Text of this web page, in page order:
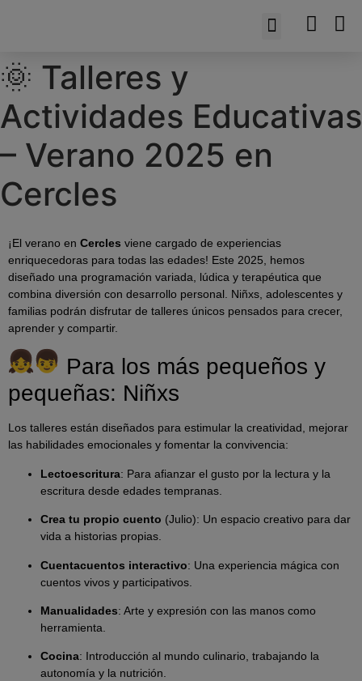
🌞 Talleres y
Actividades Educativas
– Verano 2025 en
Cercles
¡El verano en Cercles viene cargado de experiencias
enriquecedoras para todas las edades! Este 2025, hemos
diseñado una programación variada, lúdica y terapéutica que
combina diversión con desarrollo personal. Niñxs, adolescentes y
familias podrán disfrutar de talleres únicos pensados para crecer,
aprender y compartir.
Para los más pequeños y
pequeñas: Niñxs
Los talleres están diseñados para estimular la creatividad, mejorar
las habilidades emocionales y fomentar la convivencia:
Lectoescritura: Para afianzar el gusto por la lectura y la
escritura desde edades tempranas.
Crea tu propio cuento (Julio): Un espacio creativo para dar
vida a historias propias.
Cuentacuentos interactivo: Una experiencia mágica con
cuentos vivos y participativos.
Manualidades: Arte y expresión con las manos como
herramienta.
Cocina: Introducción al mundo culinario, trabajando la
autonomía y la nutrición.